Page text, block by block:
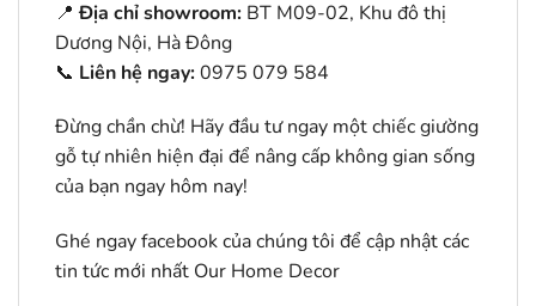
📍Địa chỉ showroom: BT M09-02, Khu đô thị
Dương Nội, Hà Đông
📞 Liên hệ ngay:0975 079 584
Đừng chần chừ! Hãy đầu tư ngay một chiếc giường
gỗ tự nhiên hiện đại để nâng cấp không gian sống
của bạn ngay hôm nay!
Ghé ngay facebook của chúng tôi để cập nhật các
tin tức mới nhất Our Home Decor